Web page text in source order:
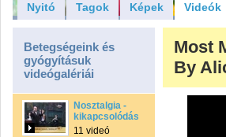
Nyitó Tagok Képek Videók
Betegségeink és
gyógyításuk
videógalériái
Nosztalgia -
kikapcsolódás
11 videó
Most
By